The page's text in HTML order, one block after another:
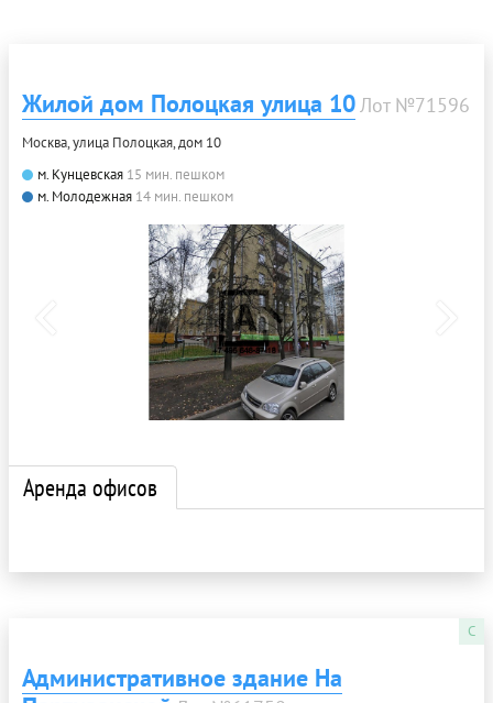
Жилой дом Полоцкая улица 10Лот №71596
Москва, улица Полоцкая, дом 10
м. Кунцевская 15 мин. пешком
м. Молодежная 14 мин. пешком
Аренда офисов
C
Административное здание На